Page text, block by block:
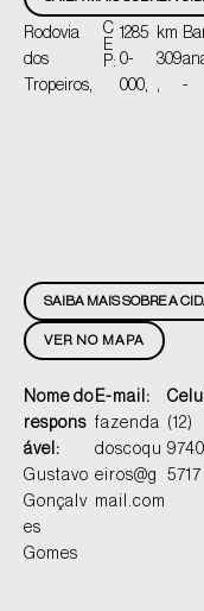
Rodovia
dos
Tropeiros,
C
E
P:
1285
0-
000,
km
309
,
-
VER NO MAPA
SAIBA MAIS SOBRE A
Nome do
respons
ável:
Gustavo
Gonçalv
es
Gomes
E-mail:
fazenda
doscoqu
eiros@g
mail.com
(12)
5717